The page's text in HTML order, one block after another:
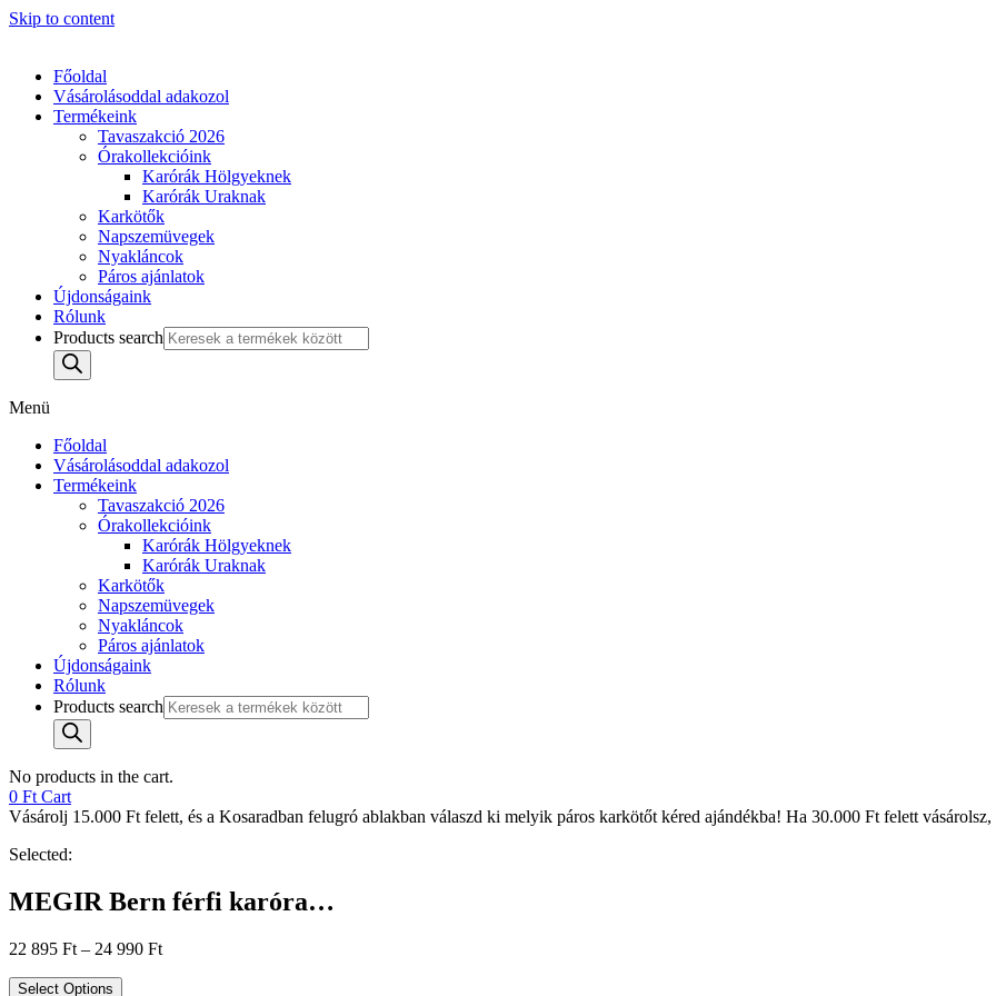
Skip to content
Főoldal
Vásárolásoddal adakozol
Termékeink
Tavaszakció 2026
Órakollekcióink
Karórák Hölgyeknek
Karórák Uraknak
Karkötők
Napszemüvegek
Nyakláncok
Páros ajánlatok
Újdonságaink
Rólunk
Products search
Menü
Főoldal
Vásárolásoddal adakozol
Termékeink
Tavaszakció 2026
Órakollekcióink
Karórák Hölgyeknek
Karórák Uraknak
Karkötők
Napszemüvegek
Nyakláncok
Páros ajánlatok
Újdonságaink
Rólunk
Products search
No products in the cart.
0 Ft Cart
Vásárolj 15.000 Ft felett, és a Kosaradban felugró ablakban válaszd ki melyik páros karkötőt kéred ajándékba! Ha 30.000 Ft felett
Selected:
MEGIR Bern férfi karóra…
22 895 Ft – 24 990 Ft
Select Options